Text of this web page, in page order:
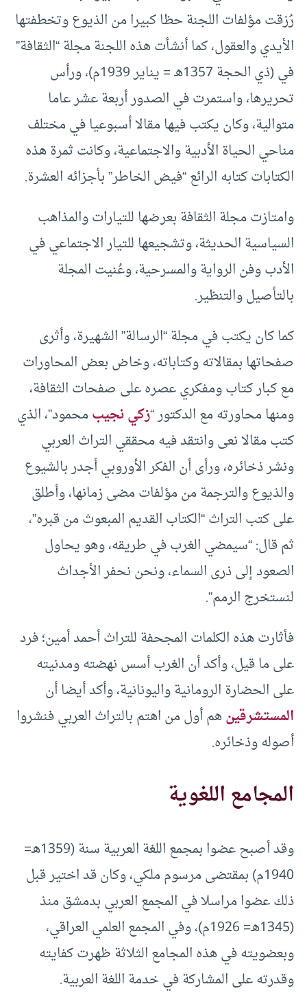
رُزقت مؤلفات اللجنة حظا كبيرا من الذيوع وتخطفتها
الأيدي والعقول، كما أنشأت هذه اللجنة مجلة “الثقافة”
في (ذي الحجة 1357هـ = يناير 1939م)، ورأس
تحريرها، واستمرت في الصدور أربعة عشر عاما
متوالية، وكان يكتب فيها مقالا أسبوعيا في مختلف
مناحي الحياة الأدبية والاجتماعية، وكانت ثمرة هذه
الكتابات كتابه الرائع “فيض الخاطر” بأجزائه العشرة.
وامتازت مجلة الثقافة بعرضها للتيارات والمذاهب
السياسية الحديثة، وتشجيعها للتيار الاجتماعي في
الأدب وفن الرواية والمسرحية، وعُنيت المجلة
بالتأصيل والتنظير.
كما كان يكتب في مجلة “الرسالة” الشهيرة، وأثرى
صفحاتها بمقالاته وكتاباته، وخاض بعض المحاورات
مع كبار كتاب ومفكري عصره على صفحات الثقافة،
ومنها محاورته مع الدكتور “زكي نجيبمحمود”، الذي
كتب مقالا نعى وانتقد فيه محققي التراث العربي
ونشر ذخائره، ورأى أن الفكر الأوروبي أجدر بالشيوع
والذيوع والترجمة من مؤلفات مضى زمانها، وأطلق
على كتب التراث “الكتاب القديم المبعوث من قبره”،
ثم قال: “سيمضي الغرب في طريقه، وهو يحاول
الصعود إلى ذرى السماء، ونحن نحفر الأجداث
لنستخرج الرمم”.
فأثارت هذه الكلمات المجحفة للتراث أحمد أمين؛ فرد
على ما قيل، وأكد أن الغرب أسس نهضته ومدنيته
على الحضارة الرومانية واليونانية، وأكد أيضا أن
المستشرقينهم أول من اهتم بالتراث العربي فنشروا
أصوله وذخائره.
المجامع اللغوية
وقد أصبح عضوا بمجمع اللغة العربية سنة (1359هـ=
1940م) بمقتضى مرسوم ملكي، وكان قد اختير قبل
ذلك عضوا مراسلا في المجمع العربي بدمشق منذ
(1345هـ= 1926م)، وفي المجمع العلمي العراقي،
وبعضويته في هذه المجامع الثلاثة ظهرت كفايته
وقدرته على المشاركة في خدمة اللغة العربية.